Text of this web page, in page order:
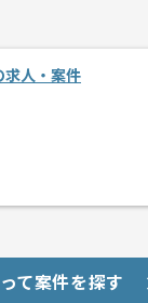
しをより良くするた
企業の子会社とな
ための各種ツール
いく方を希望されて
分に発揮し、幅広
求人・案件
て案件を探す